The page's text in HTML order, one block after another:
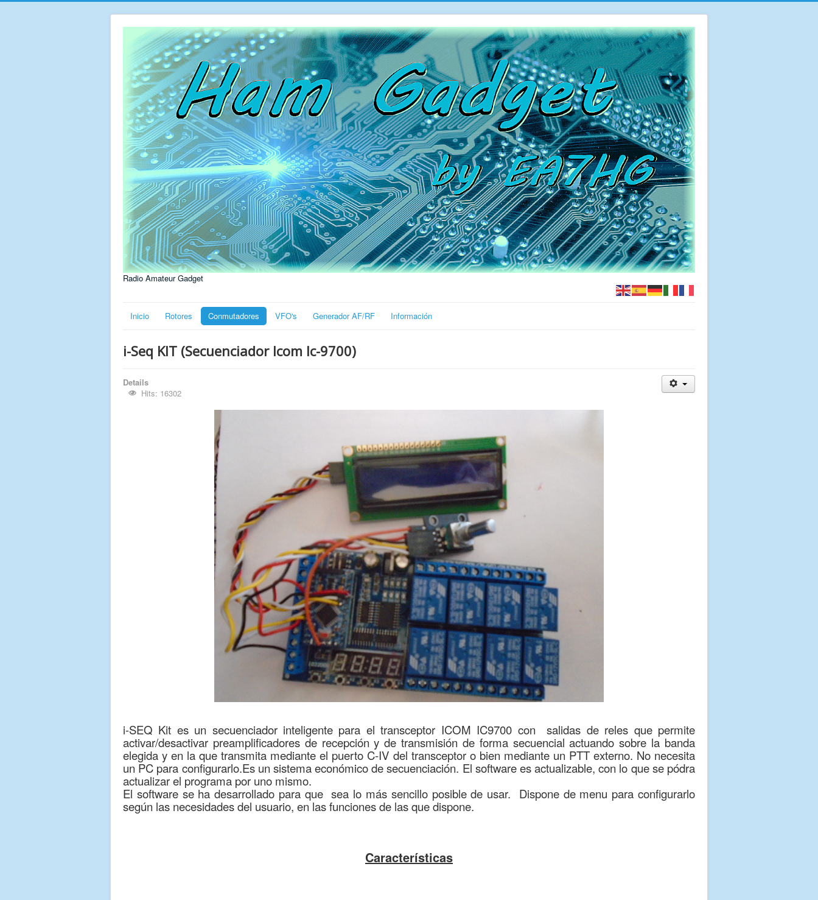
Radio Amateur Gadget
Inicio Rotores Conmutadores VFO's Generador AF/RF Información
i-Seq KIT (Secuenciador Icom Ic-9700)
Details
Hits: 16302
i-SEQ Kit es un secuenciador inteligente para el transceptor ICOM IC9700 con salidas de reles que permite
activar/desactivar preamplificadores de recepción y de transmisión de forma secuencial actuando sobre la banda
elegida y en la que transmita mediante el puerto C-IV del transceptor o bien mediante un PTT externo. No necesita
un PC para configurarlo.Es un sistema económico de secuenciación. El software es actualizable, con lo que se pódra
actualizar el programa por uno mismo.
El software se ha desarrollado para que sea lo más sencillo posible de usar. Dispone de menu para configurarlo
según las necesidades del usuario, en las funciones de las que dispone.
Características